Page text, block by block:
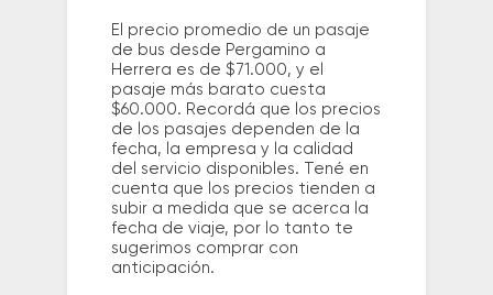
El precio promedio de un pasaje
de bus desde Pergamino a
Herrera es de $71.000, y el
pasaje más barato cuesta
$60.000. Recordá que los precios
de los pasajes dependen de la
fecha, la empresa y la calidad
del servicio disponibles. Tené en
cuenta que los precios tienden a
subir a medida que se acerca la
fecha de viaje, por lo tanto te
sugerimos comprar con
anticipación.